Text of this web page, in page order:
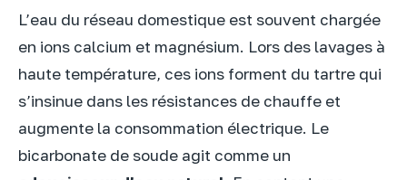
L’eau du réseau domestique est souvent chargée
en ions calcium et magnésium. Lors des lavages à
haute température, ces ions forment du tartre qui
s’insinue dans les résistances de chauffe et
augmente la consommation électrique. Le
bicarbonate de soude agit comme un